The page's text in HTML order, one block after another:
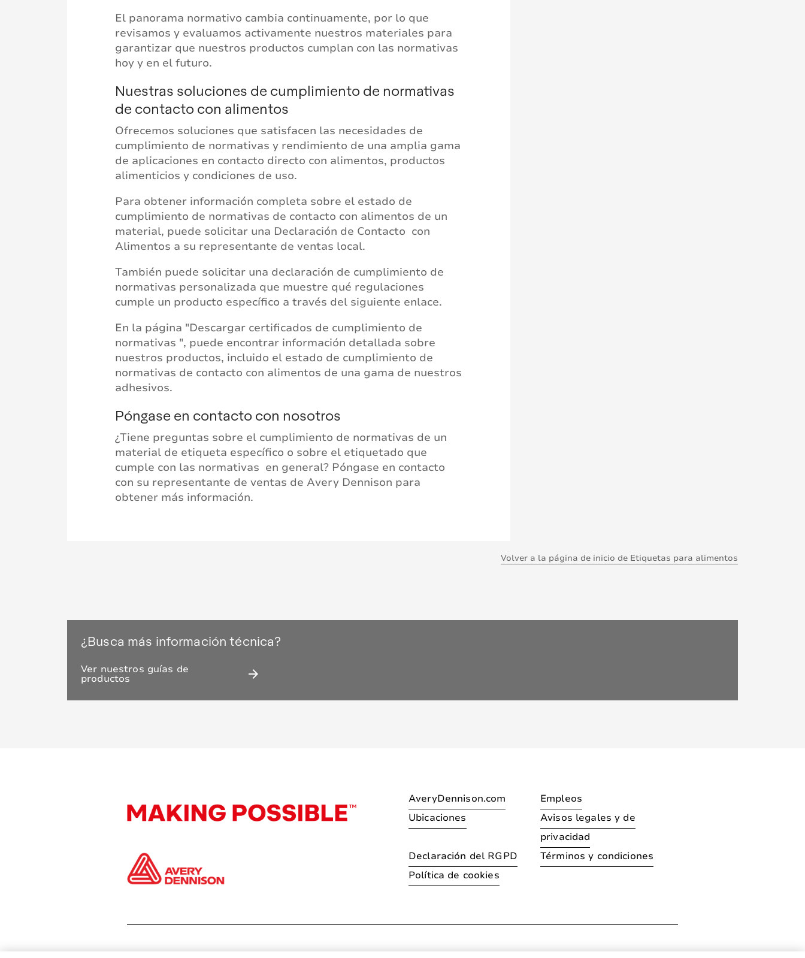
El panorama normativo cambia continuamente, por lo que
revisamos y evaluamos activamente nuestros materiales para
garantizar que nuestros productos cumplan con las normativas
hoy y en el futuro.
Nuestras soluciones de cumplimiento de normativas
de contacto con alimentos
Ofrecemos soluciones que satisfacen las necesidades de
cumplimiento de normativas y rendimiento de una amplia gama
de aplicaciones en contacto directo con alimentos, productos
alimenticios y condiciones de uso.
Para obtener información completa sobre el estado de
cumplimiento de normativas de contacto con alimentos de un
material, puede solicitar una Declaración de Contacto con
Alimentos a su representante de ventas local.
También puede solicitar una declaración de cumplimiento de
normativas personalizada que muestre qué regulaciones
cumple un producto específico a través del siguiente enlace.
En la página "Descargar certificados de cumplimiento de
normativas ", puede encontrar información detallada sobre
nuestros productos, incluido el estado de cumplimiento de
normativas de contacto con alimentos de una gama de nuestros
adhesivos.
Póngase en contacto con nosotros
¿Tiene preguntas sobre el cumplimiento de normativas de un
material de etiqueta específico o sobre el etiquetado que
cumple con las normativas en general? Póngase en contacto
con su representante de ventas de Avery Dennison para
obtener más información.
Volver a la página de inicio de Etiquetas para alimentos
¿Busca más información técnica?
Ver nuestros guías de
productos arrow_forward
AveryDennison.com
Empleos
Ubicaciones
Avisos legales y de
privacidad
Declaración del RGPD
Términos y condiciones
Política de cookies